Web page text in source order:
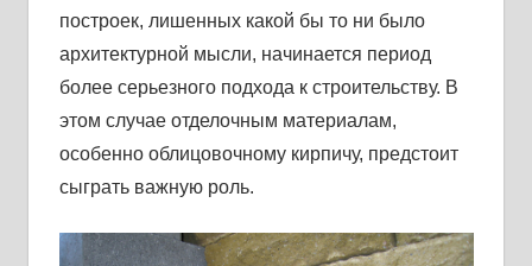
построек, лишенных какой бы то ни было
архитектурной мысли, начинается период
более серьезного подхода к строительству. В
этом случае отделочным материалам,
особенно облицовочному кирпичу, предстоит
сыграть важную роль.